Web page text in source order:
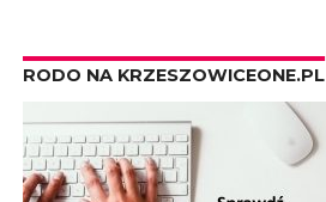
RODO NA KRZESZOWICEONE.PL